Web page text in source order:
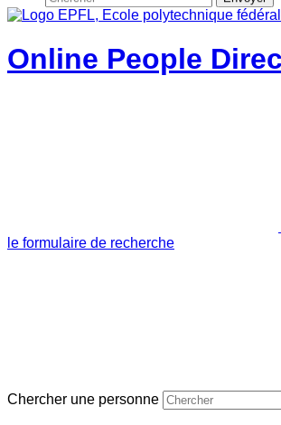
Online People
le formulaire de recherche
Chercher une personne